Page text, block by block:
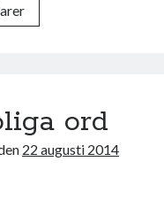
ord
22 augusti 2014